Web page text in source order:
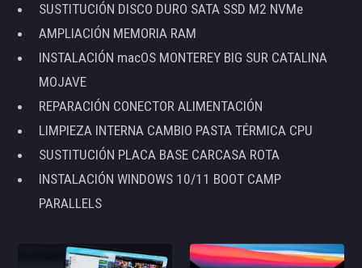
SUSTITUCIÓN DISCO DURO SATA SSD M2 NVMe
AMPLIACIÓN MEMORIA RAM
INSTALACIÓN macOS MONTEREY BIG SUR CATALINA
MOJAVE
REPARACIÓN CONECTOR ALIMENTACIÓN
LIMPIEZA INTERNA CAMBIO PASTA TÉRMICA CPU
SUSTITUCIÓN PLACA BASE CARCASA ROTA
INSTALACIÓN WINDOWS 10/11 BOOT CAMP
PARALLELS